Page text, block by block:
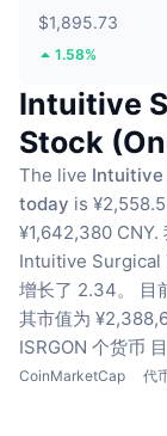
$1,895.73
1.58%
Intuitive
Stock
The live Intuitive
today is
¥1,642,380 CNY.
Intuitive Surgical
增长了 2.34。
目
其市值为
ISRGON 个货币
CoinMarketCap 代